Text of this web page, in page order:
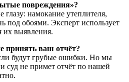
повреждения»?
намокание утеплителя,
под обоями. Эксперт использует
их выявления.
принять ваш отчёт?
будут грубые ошибки. Но мы
суд не примет отчёт по нашей